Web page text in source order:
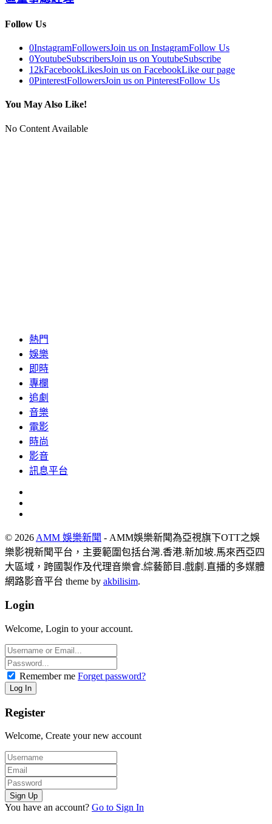
Follow Us
0InstagramFollowersJoin us on InstagramFollow Us
0YoutubeSubscribersJoin us on YoutubeSubscribe
12kFacebookLikesJoin us on FacebookLike our page
0PinterestFollowersJoin us on PinterestFollow Us
You May Also Like!
No Content Available
熱門
娛樂
即時
專欄
追劇
音樂
電影
時尚
影音
訊息平台
© 2026 AMM 娛樂新聞 - AMM娛樂新聞為亞視旗下OTT之娛
樂影視新聞平台，主要範圍包括台灣.香港.新加坡.馬來西亞四
大區域，跨國製作及代理音樂會.綜藝節目.戲劇.直播的多媒體
網路影音平台 theme by akbilisim.
Login
Welcome, Login to your account.
Remember me Forget password?
Register
Welcome, Create your new account
You have an account? Go to Sign In